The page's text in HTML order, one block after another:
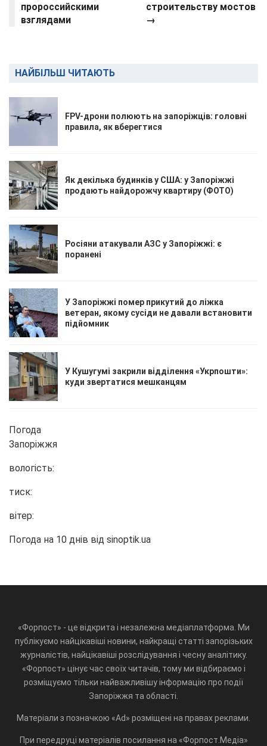
пророссийскими
взглядами
строительству мостов
→
НАЙБІЛЬШ ЧИТАЮТЬ
FPV-дрони полюють на запоріжців: головні
правила, як вберегтися
Як декілька будинків у США: у Запоріжжі
продають найдорожчу квартиру (ФОТО)
Росіяни атакували АЗС у Запоріжжі: є
поранені
У Запоріжжі помер прикутий до ліжка
ветеран, якому сусіди не давали встановити
підйомник
У Кушугумі закрили відділення «Укрпошти»:
куди звертатися мешканцям
Погода
Запоріжжя
вологість:
тиск:
вітер:
Погода на 10 днів від sinoptik.ua
«Форпост» - це відкрита і незалежна медіаплатформа. Ми
публікуємо найцікавіші новини, найкращі статті запорізьких
журналістів, найцікавіші розслідування і чесну аналітику.
«Форпост» цінує час своїх читачів, тому ми відбираємо і
розміщуємо тільки найважливішу інформацію про події
Запоріжжя та області.
Матеріали з позначкою «Ad» розміщені на правах реклами.
При передруці матеріалів посилання на «Форпост.Медіа»